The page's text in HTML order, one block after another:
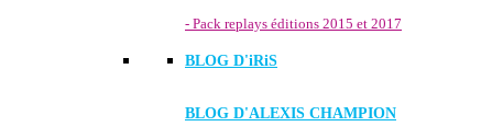
- Pack replays éditions 2015 et 2017
BLOG D'iRiS
BLOG D'ALEXIS CHAMPION